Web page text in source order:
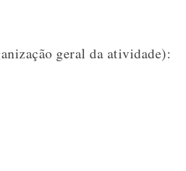
geral da atividade):